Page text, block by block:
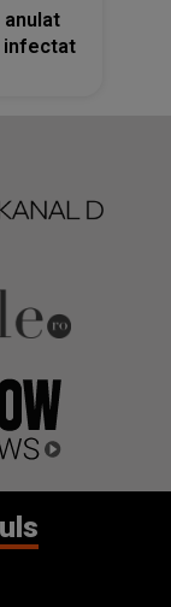
anulat
infectat